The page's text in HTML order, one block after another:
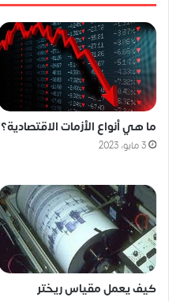
ما هي أنواع الأزمات الاقتصادية؟
3 مايو، 2023
كيف يعمل مقياس ريختر